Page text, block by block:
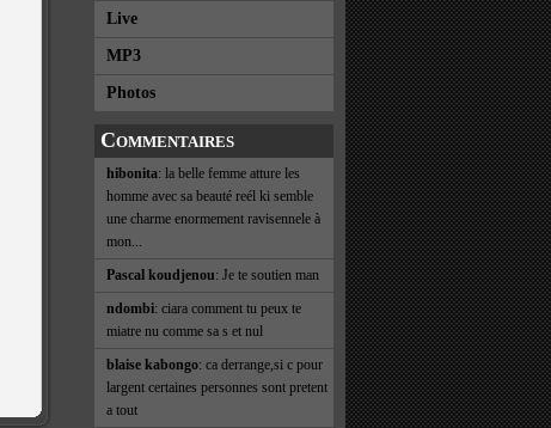
Live
MP3
Photos
Commentaires
hibonita: la belle femme atture les
homme avec sa beauté reél ki semble
une charme enormement ravisennele à
mon...
Pascal koudjenou: Je te soutien man
ndombi: ciara comment tu peux te
miatre nu comme sa s et nul
blaise kabongo: ca derrange,si c pour
largent certaines personnes sont pretent
a tout